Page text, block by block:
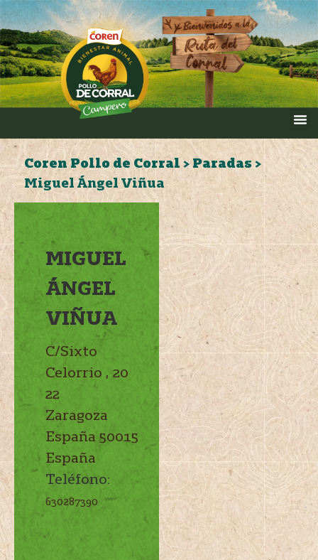
Coren Pollo de Corral >Paradas>
Miguel Ángel Viñua
MIGUEL
ÁNGEL
VIÑUA
C/Sixto
Celorrio , 20
22
Zaragoza
España50015
España
Teléfono:
630287390